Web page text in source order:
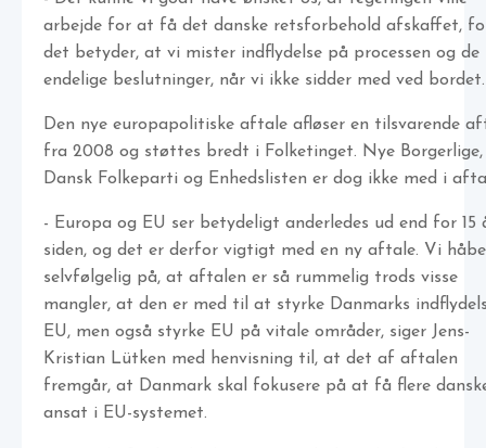
arbejde for at få det danske retsforbehold afskaffet,
det betyder, at vi mister indflydelse på processen og de
endelige beslutninger, når vi ikke sidder med ved bordet.
Den nye europapolitiske aftale afløser en tilsvarende
fra 2008 og støttes bredt i Folketinget. Nye Borgerlige,
Dansk Folkeparti og Enhedslisten er dog ikke med i
- Europa og EU ser betydeligt anderledes ud end for 15
siden, og det er derfor vigtigt med en ny aftale. Vi
selvfølgelig på, at aftalen er så rummelig trods visse
mangler, at den er med til at styrke Danmarks
EU, men også styrke EU på vitale områder, siger Jens-
Kristian Lütken med henvisning til, at det af aftalen
fremgår, at Danmark skal fokusere på at få flere
ansat i EU-systemet.